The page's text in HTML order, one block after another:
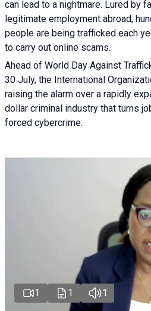
can lead to a nightmare. Lured by
legitimate employment abroad,
people are being trafficked each
to carry out online scams.
Ahead of World Day Against
30 July, the International
raising the alarm over a rapidly
dollar criminal industry that turns
forced cybercrime.
1 1 1